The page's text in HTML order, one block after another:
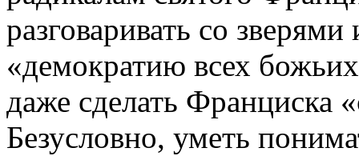
разговаривать со
«демократию всех
даже сделать Франциска
Безусловно, уметь